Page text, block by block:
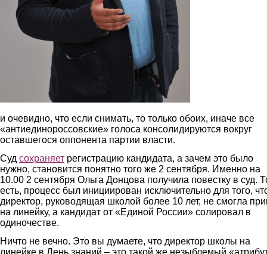
и очевидно, что если снимать, то только обоих, иначе все
«антиединороссовские» голоса консолидируются вокруг
оставшегося оппонента партии власти.
Суд сохраняет регистрацию кандидата, а зачем это было
нужно, становится понятно того же 2 сентября. Именно на
10.00 2 сентября Ольга Донцова получила повестку в суд.
есть, процесс был инициирован исключительно для того,
директор, руководящая школой более 10 лет, не смогла
на линейку, а кандидат от «Единой России» солировал в
одиночестве.
Ничто не вечно. Это вы думаете, что директор школы на